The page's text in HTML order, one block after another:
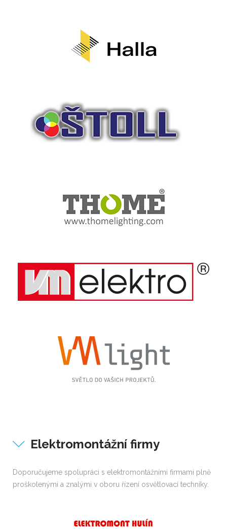
Elektromontážní firmy
Doporučujeme spolupráci s elektromontážními firmami plně
proškolenými a znalými v oboru řízení osvětlovací techniky.